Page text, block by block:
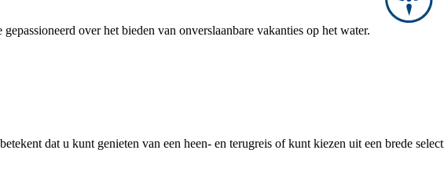
over het bieden van onverslaanbare vakanties op het water.
dat u kunt genieten van een heen- en terugreis of kunt kiezen uit een brede